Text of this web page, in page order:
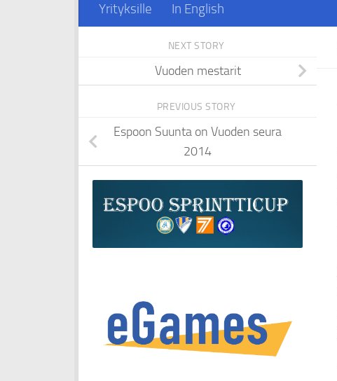
Yrityksille In English
NEXT STORY
Vuoden mestarit
PREVIOUS STORY
Espoon Suunta on Vuoden seura
2014